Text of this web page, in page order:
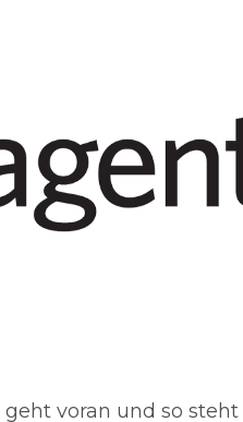
geht voran und so steht